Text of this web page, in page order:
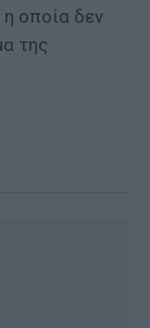
οποία δεν
της